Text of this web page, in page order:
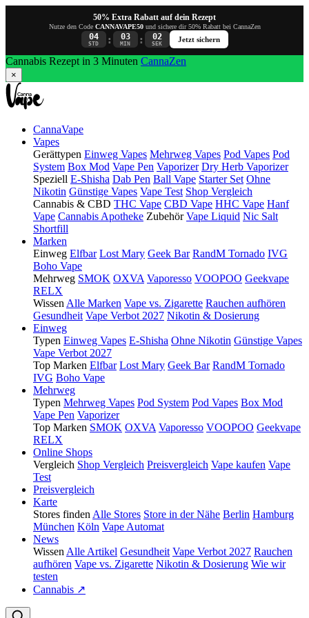
50% Extra Rabatt auf dein Rezept
Nutze den Code CANNAVAPE50und sichere dir 50% Rabatt bei CannaZen
04
STD : 03
MIN : 01
SEK
Jetzt sichern
Cannabis Rezept in 3 Minuten CannaZen
×
CannaVape
Vapes
Gerättypen Einweg Vapes Mehrweg Vapes Pod Vapes Pod
System Box Mod Vape Pen Vaporizer Dry Herb Vaporizer
Speziell E-Shisha Dab Pen Ball Vape Starter Set Ohne
Nikotin Günstige Vapes Vape Test Shop Vergleich
Cannabis & CBD THC Vape CBD Vape HHC Vape Hanf
Vape Cannabis Apotheke Zubehör Vape Liquid Nic Salt
Shortfill
Marken
Einweg Elfbar Lost Mary Geek Bar RandM Tornado IVG
Boho Vape
Mehrweg SMOK OXVA Vaporesso VOOPOO Geekvape
RELX
Wissen Alle Marken Vape vs. Zigarette Rauchen aufhören
Gesundheit Vape Verbot 2027 Nikotin & Dosierung
Einweg
Typen Einweg Vapes E-Shisha Ohne Nikotin Günstige Vapes
Vape Verbot 2027
Top Marken Elfbar Lost Mary Geek Bar RandM Tornado
IVG Boho Vape
Mehrweg
Typen Mehrweg Vapes Pod System Pod Vapes Box Mod
Vape Pen Vaporizer
Top Marken SMOK OXVA Vaporesso VOOPOO Geekvape
RELX
Online Shops
Vergleich Shop Vergleich Preisvergleich Vape kaufen Vape
Test
Preisvergleich
Karte
Stores finden Alle Stores Store in der Nähe Berlin Hamburg
München Köln Vape Automat
News
Wissen Alle Artikel Gesundheit Vape Verbot 2027 Rauchen
aufhören Vape vs. Zigarette Nikotin & Dosierung Wie wir
testen
Cannabis ↗